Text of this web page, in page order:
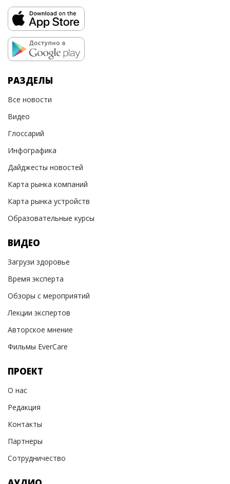
РАЗДЕЛЫ
Все новости
Видео
Глоссарий
Инфографика
Дайджесты новостей
Карта рынка компаний
Карта рынка устройств
Образовательные курсы
ВИДЕО
Загрузи здоровье
Время эксперта
Обзоры с мероприятий
Лекции экспертов
Авторское мнение
Фильмы EverCare
ПРОЕКТ
О нас
Редакция
Контакты
Партнеры
Сотрудничество